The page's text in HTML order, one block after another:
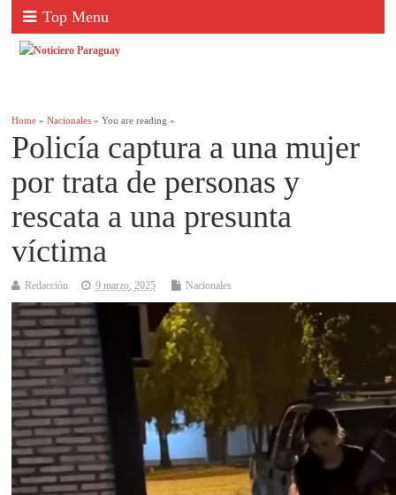
Top Menu
Home »Nacionales » You are reading »
Policía captura a una mujer
por trata de personas y
rescata a una presunta
víctima
Redacción 9 marzo, 2025 Nacionales